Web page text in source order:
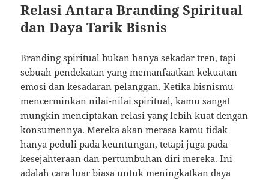
Relasi Antara Branding Spiritual
dan Daya Tarik Bisnis
Branding spiritual bukan hanya sekadar tren, tapi
sebuah pendekatan yang memanfaatkan kekuatan
emosi dan kesadaran pelanggan. Ketika bisnismu
mencerminkan nilai-nilai spiritual, kamu sangat
mungkin menciptakan relasi yang lebih kuat dengan
konsumennya. Mereka akan merasa kamu tidak
hanya peduli pada keuntungan, tetapi juga pada
kesejahteraan dan pertumbuhan diri mereka. Ini
adalah cara luar biasa untuk meningkatkan daya